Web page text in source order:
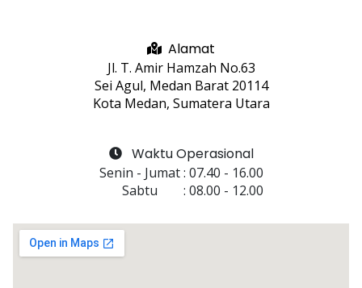
Alamat
Jl. T. Amir Hamzah No.63
Sei Agul, Medan Barat 20114
Kota Medan, Sumatera Utara
Waktu Operasional
Senin - Jumat : 07.40 - 16.00
Sabtu
: 08.00 - 12.00